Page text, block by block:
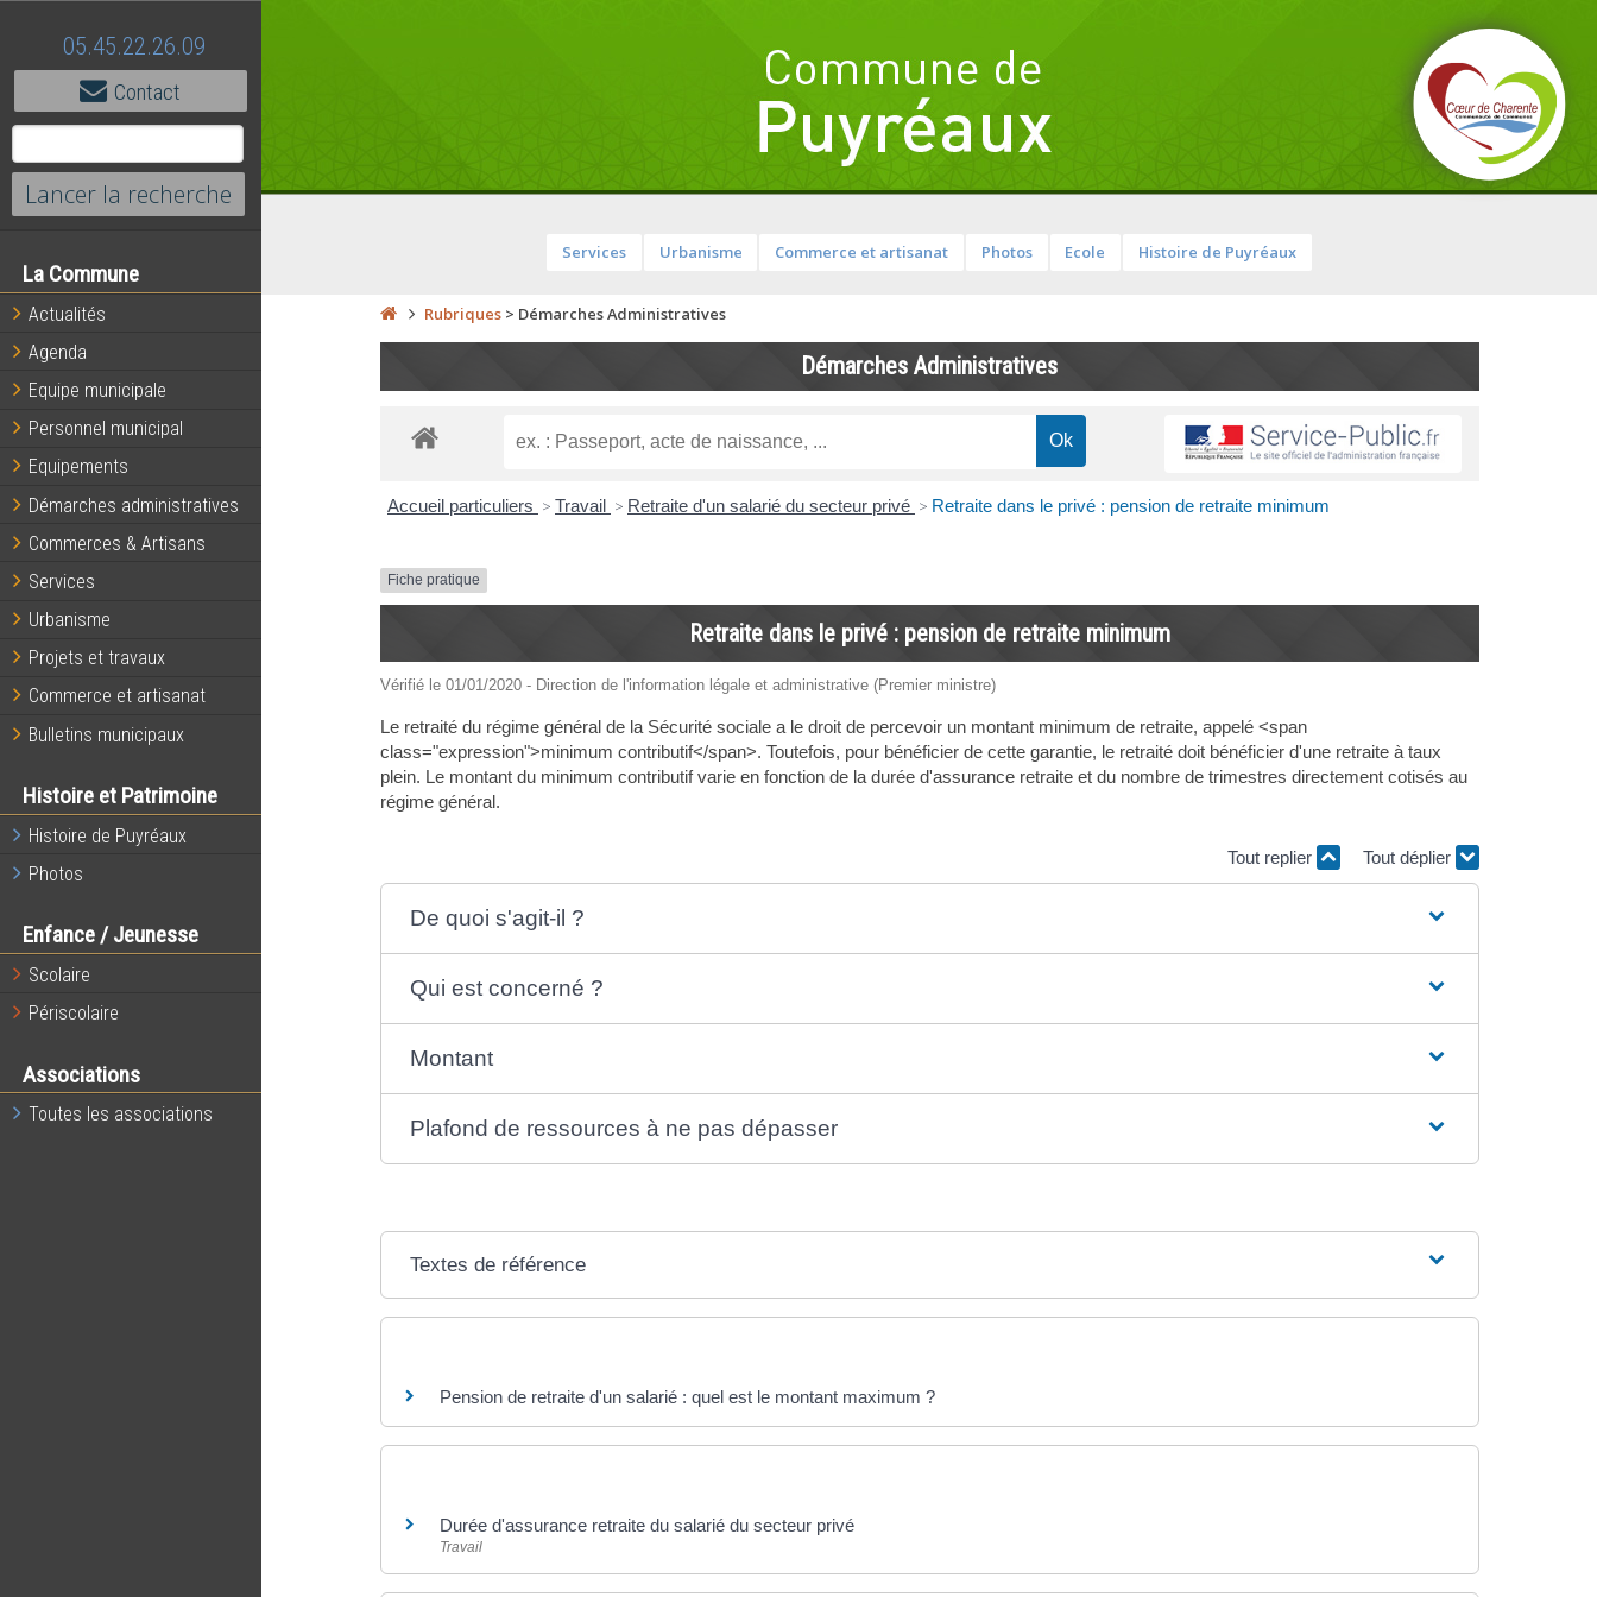
05.45.22.26.09
Contact
La Commune
Actualités
Agenda
Equipe municipale
Personnel municipal
Equipements
Démarches administratives
Commerces & Artisans
Services
Urbanisme
Projets et travaux
Commerce et artisanat
Bulletins municipaux
Histoire et Patrimoine
Histoire de Puyréaux
Photos
Enfance / Jeunesse
Scolaire
Périscolaire
Associations
Toutes les associations
Services Urbanisme Commerce et artisanat Photos Ecole Histoire de Puyréaux
Rubriques> Démarches Administratives
Démarches Administratives
Accueil particuliers > Travail > Retraite d'un salarié du secteur privé > Retraite dans le privé : pension de retraite minimum
Fiche pratique
Retraite dans le privé : pension de retraite minimum
Vérifié le 01/01/2020 - Direction de l'information légale et administrative (Premier ministre)
Le retraité du régime général de la Sécurité sociale a le droit de percevoir un montant minimum de retraite, appelé <span
class="expression">minimum contributif</span>. Toutefois, pour bénéficier de cette garantie, le retraité doit bénéficier d'une retraite à taux
plein. Le montant du minimum contributif varie en fonction de la durée d'assurance retraite et du nombre de trimestres directement cotisés au
régime général.
Tout replier Tout déplier
De quoi s'agit-il ?
Qui est concerné ?
Montant
Plafond de ressources à ne pas dépasser
Textes de référence
Pension de retraite d'un salarié : quel est le montant maximum ?
Durée d'assurance retraite du salarié du secteur privé
Travail